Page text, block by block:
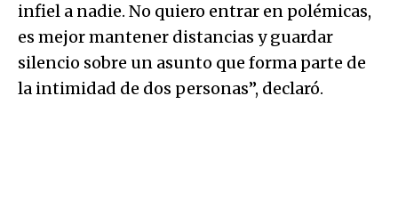
infiel a nadie. No quiero entrar en polémicas,
es mejor mantener distancias y guardar
silencio sobre un asunto que forma parte de
la intimidad de dos personas”, declaró.